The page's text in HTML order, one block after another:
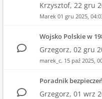
Krzysztof, 22 gru
Marek 01 gru 2025,
Wojsko Polskie w
Grzegorz, 02 gru
marek_c. 15 paź 2025,
Poradnik
Grzegorz, 01 wrz